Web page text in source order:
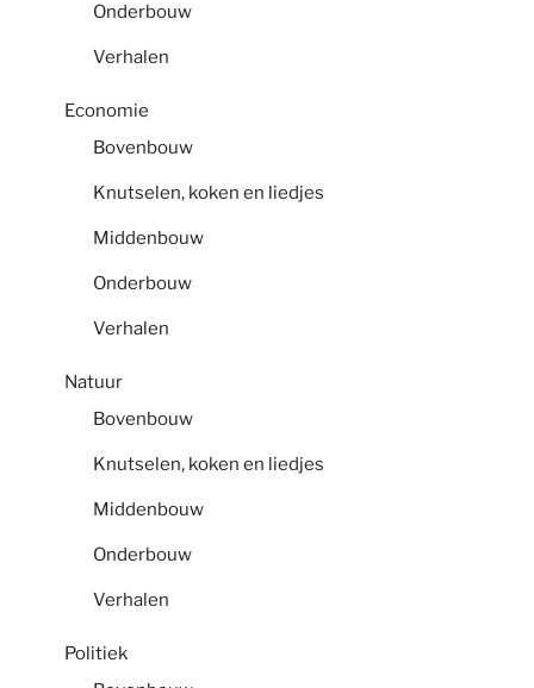
Onderbouw
Verhalen
Economie
Bovenbouw
Knutselen, koken en liedjes
Middenbouw
Onderbouw
Verhalen
Natuur
Bovenbouw
Knutselen, koken en liedjes
Middenbouw
Onderbouw
Verhalen
Politiek